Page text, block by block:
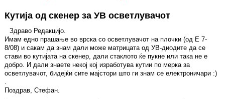
Кутија од скенер за УВ осветлувачот
Здраво Редакцијо.
Имам едно прашање во врска со осветлувачот на плочки (од Е 7-
8/08) и сакам да знам дали може матрицата од УВ-диодите да се
стави во кутијата на скенер, дали стаклото ќе пукне или така не е
добро. И дали знаете некој кој изработува кутии по мерка за
осветлувачот, бидејќи сите мајстори што ги знам се електроничари :)
.
Поздрав, Стефан.